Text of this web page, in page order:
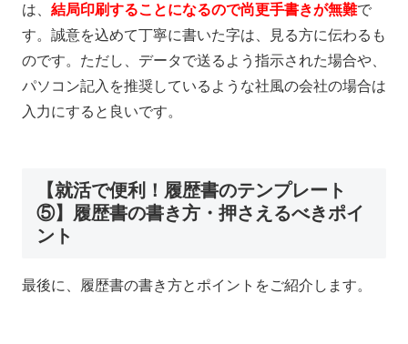
は、 結局印刷することになるので尚更手書きが無難で
す。誠意を込めて丁寧に書いた字は、見る方に伝わるも
のです。ただし、データで送るよう指示された場合や、
パソコン記入を推奨しているような社風の会社の場合は
入力にすると良いです。
【就活で便利！履歴書のテンプレート
⑤】履歴書の書き方・押さえるべきポイ
ント
最後に、履歴書の書き方とポイントをご紹介します。